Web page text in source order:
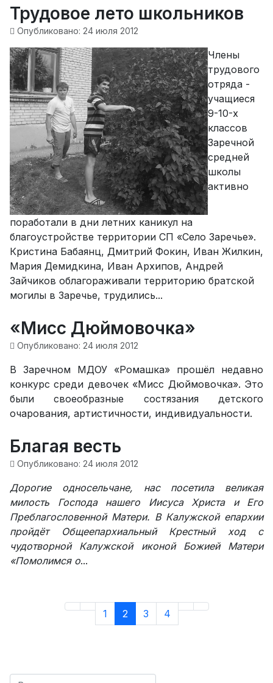
Трудовое лето школьников
Опубликовано: 24 июля 2012
Члены
трудового
отряда -
учащиеся
9-10-х
классов
Заречной
средней
школы
активно
поработали в дни летних каникул на
благоустройстве территории СП «Село Заречье».
Кристина Бабаянц, Дмитрий Фокин, Иван Жилкин,
Мария Демидкина, Иван Архипов, Андрей
Зайчиков облагораживали территорию братской
могилы в Заречье, трудились...
«Мисс Дюймовочка»
Опубликовано: 24 июля 2012
В Заречном МДОУ «Ромашка» прошёл недавно
конкурс среди девочек «Мисс Дюймовочка». Это
были своеобразные состязания детского
очарования, артистичности, индивидуальности.
Благая весть
Опубликовано: 24 июля 2012
Дорогие односельчане, нас посетила великая
милость Господа нашего Иисуса Христа и Его
Преблагословенной Матери. В Калужской епархии
пройдёт Общеепархиальный Крестный ход с
чудотворной Калужской иконой Божией Матери
«Помолимся о...
1 2 3 4
Поиск